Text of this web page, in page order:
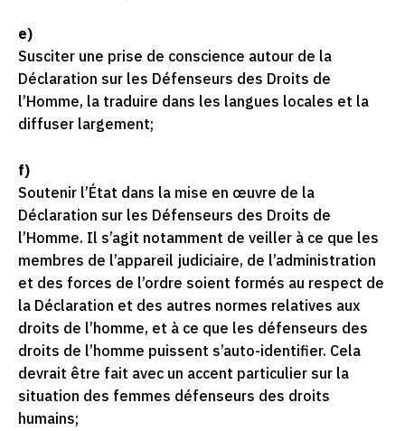
e)
Susciter une prise de conscience autour de la
Déclaration sur les Défenseurs des Droits de
l’Homme, la traduire dans les langues locales et la
diffuser largement;
f)
Soutenir l’État dans la mise en œuvre de la
Déclaration sur les Défenseurs des Droits de
l’Homme. Il s’agit notamment de veiller à ce que les
membres de l’appareil judiciaire, de l’administration
et des forces de l’ordre soient formés au respect de
la Déclaration et des autres normes relatives aux
droits de l’homme, et à ce que les défenseurs des
droits de l’homme puissent s’auto-identifier. Cela
devrait être fait avec un accent particulier sur la
situation des femmes défenseurs des droits
humains;